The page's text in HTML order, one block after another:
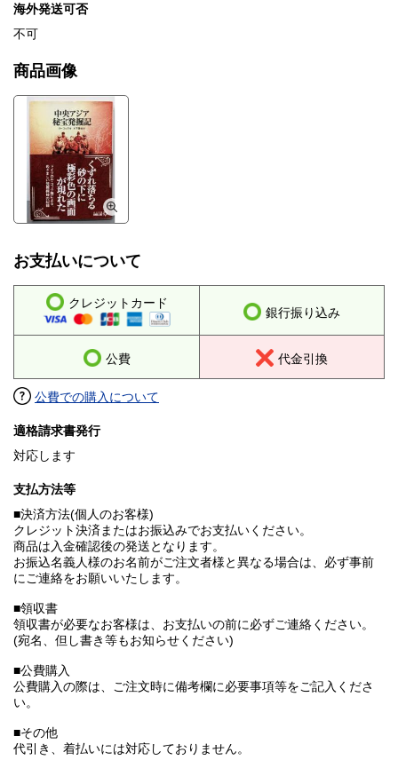
海外発送可否
不可
商品画像
お支払いについて
クレジットカード
銀行振り込み
公費 代金引換
公費での購入について
適格請求書発行
対応します
支払方法等
■決済方法(個人のお客様)
クレジット決済またはお振込みでお支払いください。
商品は入金確認後の発送となります。
お振込名義人様のお名前がご注文者様と異なる場合は、必ず事前
にご連絡をお願いいたします。
■領収書
領収書が必要なお客様は、お支払いの前に必ずご連絡ください。
(宛名、但し書き等もお知らせください)
■公費購入
公費購入の際は、ご注文時に備考欄に必要事項等をご記入くださ
い。
■その他
代引き、着払いには対応しておりません。